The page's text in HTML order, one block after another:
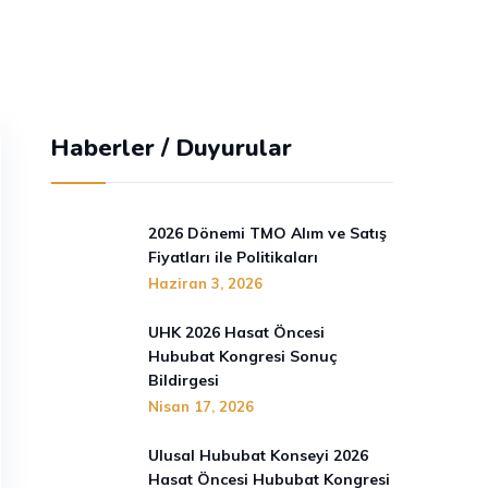
Haberler / Duyurular
2026 Dönemi TMO Alım ve Satış
Fiyatları ile Politikaları
Haziran 3, 2026
UHK 2026 Hasat Öncesi
Hububat Kongresi Sonuç
Bildirgesi
Nisan 17, 2026
Ulusal Hububat Konseyi 2026
Hasat Öncesi Hububat Kongresi